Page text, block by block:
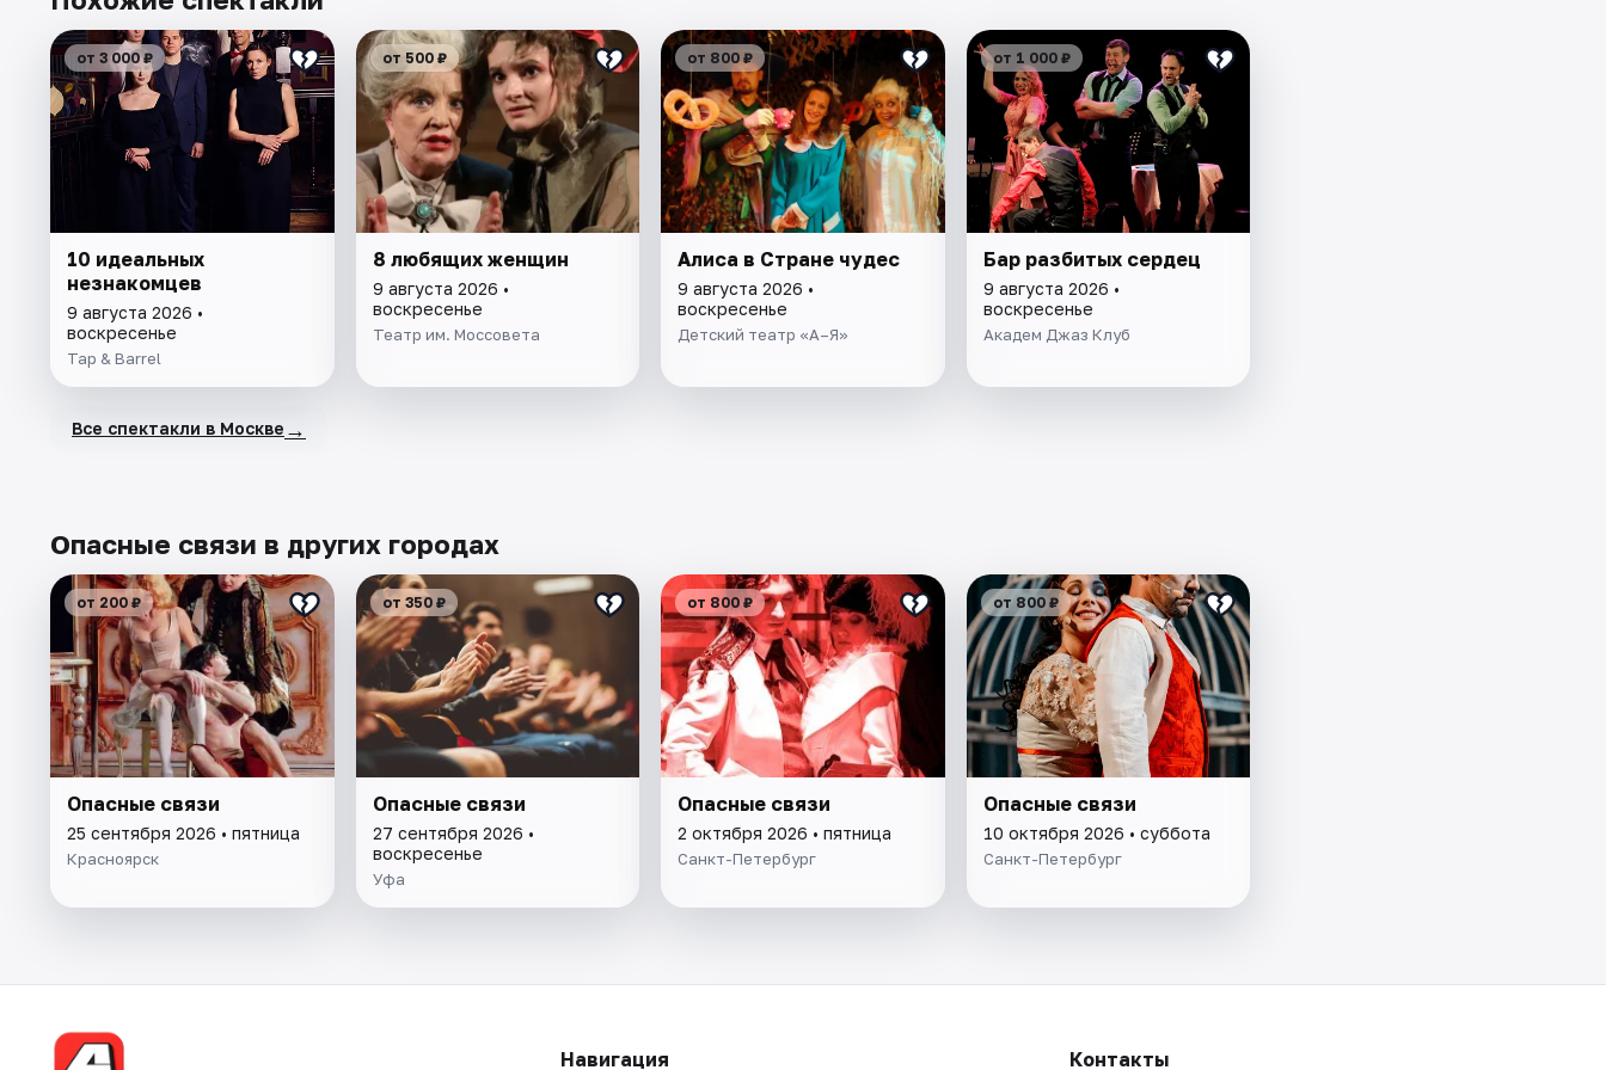
от 3 000 ₽
10 идеальных
незнакомцев
9 августа 2026 •
воскресенье
Tap & Barrel
от 500 ₽
8 любящих женщин
9 августа 2026 •
воскресенье
Театр им. Моссовета
от 800 ₽
Алиса в Стране чудес
9 августа 2026 •
воскресенье
Детский театр «А–Я»
от 1 000 ₽
Бар разбитых сердец
9 августа 2026 •
воскресенье
Академ Джаз Клуб
Все спектакли в Москве →
Опасные связи в других городах
от 200 ₽
Опасные связи
25 сентября 2026 • пятница
Красноярск
от 350 ₽
Опасные связи
27 сентября 2026 •
воскресенье
Уфа
от 800 ₽
Опасные связи
2 октября 2026 • пятница
Санкт-Петербург
от 800 ₽
Опасные связи
10 октября 2026 • суббота
Санкт-Петербург
Навигация Контакты